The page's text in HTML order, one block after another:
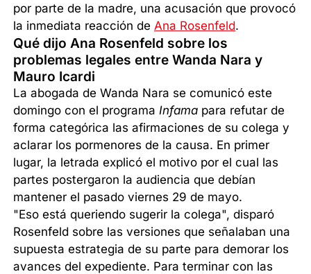
por parte de la madre, una acusación que provocó
la inmediata reacción de Ana Rosenfeld.
Qué dijo Ana Rosenfeld sobre los
problemas legales entre Wanda Nara y
Mauro Icardi
La abogada de Wanda Nara se comunicó este
domingo con el programa Infama para refutar de
forma categórica las afirmaciones de su colega y
aclarar los pormenores de la causa. En primer
lugar, la letrada explicó el motivo por el cual las
partes postergaron la audiencia que debían
mantener el pasado viernes 29 de mayo.
"Eso está queriendo sugerir la colega", disparó
Rosenfeld sobre las versiones que señalaban una
supuesta estrategia de su parte para demorar los
avances del expediente. Para terminar con las